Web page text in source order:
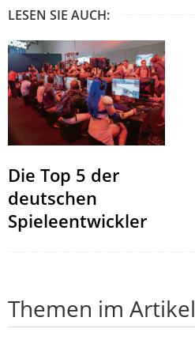
LESEN SIE AUCH:
Die Top 5 der
deutschen
Spieleentwickler
Themen im Artikel